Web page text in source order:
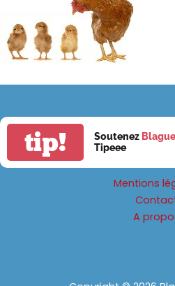
tip! Soutenez
Tipeee
Mentions
A